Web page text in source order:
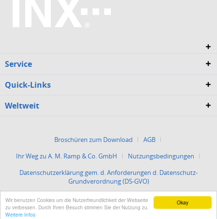
Okay
Wir benutzen Cookies um die Nutzerfreundlichkeit der Webseite
zu verbessen. Durch Ihren Besuch stimmen Sie der Nutzung zu.
Weitere Infos
Service
Quick-Links
Weltweit
Broschüren zum Download
AGB
Ihr Weg zu A. M. Ramp & Co. GmbH
Nutzungsbedingungen
Datenschutzerklärung gem. d. Anforderungen d. Datenschutz-
Grundverordnung (DS-GVO)
Impressum